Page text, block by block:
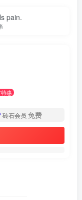
pain.
惠
砖石会员 免费